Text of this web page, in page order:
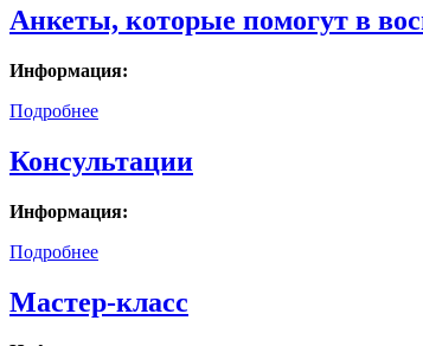
Анкеты, которые помогут в
Информация:
Подробнее
Консультации
Информация:
Подробнее
Мастер-класс